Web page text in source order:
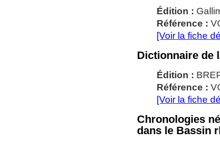
Édition :
Référence :
[Voir la fiche
Dictionnaire de
Édition :
Référence :
[Voir la fiche
Chronologies
dans le Bassin